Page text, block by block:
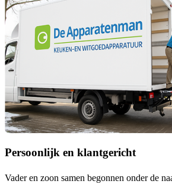
Persoonlijk en klantgericht
Vader en zoon samen begonnen onder de